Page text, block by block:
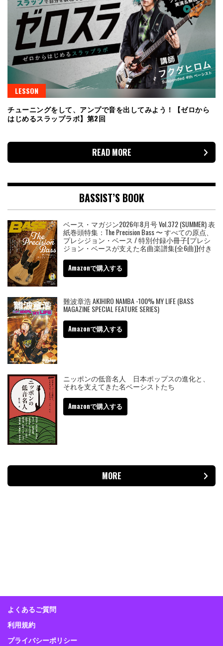
LESSON
チューニングをして、アンプで音を出してみよう！【ゼロから
はじめるスラップラボ】第2回
READ MORE
BASSIST’S BOOK
ベース・マガジン2026年8月号 Vol.372 (SUMMER) 表
紙巻頭特集：The Precision Bass 〜 すべての原点、
プレシジョン・ベース / 特別付録小冊子[プレシ
ジョン・ベースが支えた名曲楽譜集(全6曲)]付き
Amazonで購入する
難波章浩 AKIHIRO NAMBA -100% MY LIFE (BASS
MAGAZINE SPECIAL FEATURE SERIES)
Amazonで購入する
ニッポンの低音名人 日本ポップスの進化と、
それを支えてきた名ベーシストたち
Amazonで購入する
MORE
よくあるご質問
利用規約
プライバシーポリシー